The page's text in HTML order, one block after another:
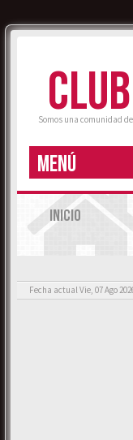
Somos una comunidad
MENÚ
INICIO
Fecha actual Vie, 07 Ago